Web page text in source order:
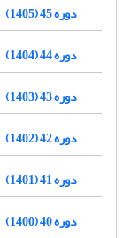
دوره 45 (1405)
دوره 44 (1404)
دوره 43 (1403)
دوره 42 (1402)
دوره 41 (1401)
دوره 40 (1400)